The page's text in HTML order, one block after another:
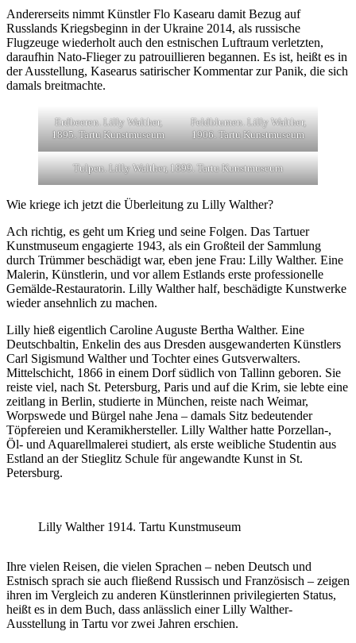
Andererseits nimmt Künstler Flo Kasearu damit Bezug auf
Russlands Kriegsbeginn in der Ukraine 2014, als russische
Flugzeuge wiederholt auch den estnischen Luftraum verletzten,
daraufhin Nato-Flieger zu patrouillieren begannen. Es ist, heißt es in
der Ausstellung, Kasearus satirischer Kommentar zur Panik, die sich
damals breitmachte.
Erdbeeren. Lilly Walther,
1895. Tartu Kunstmuseum
Feldblumen. Lilly Walther,
1906. Tartu Kunstmuseum
Tulpen. Lilly Walther, 1899. Tartu Kunstmuseum
Wie kriege ich jetzt die Überleitung zu Lilly Walther?
Ach richtig, es geht um Krieg und seine Folgen. Das Tartuer
Kunstmuseum engagierte 1943, als ein Großteil der Sammlung
durch Trümmer beschädigt war, eben jene Frau: Lilly Walther. Eine
Malerin, Künstlerin, und vor allem Estlands erste professionelle
Gemälde-Restauratorin. Lilly Walther half, beschädigte Kunstwerke
wieder ansehnlich zu machen.
Lilly hieß eigentlich Caroline Auguste Bertha Walther. Eine
Deutschbaltin, Enkelin des aus Dresden ausgewanderten Künstlers
Carl Sigismund Walther und Tochter eines Gutsverwalters.
Mittelschicht, 1866 in einem Dorf südlich von Tallinn geboren. Sie
reiste viel, nach St. Petersburg, Paris und auf die Krim, sie lebte eine
zeitlang in Berlin, studierte in München, reiste nach Weimar,
Worpswede und Bürgel nahe Jena – damals Sitz bedeutender
Töpfereien und Keramikhersteller. Lilly Walther hatte Porzellan-,
Öl- und Aquarellmalerei studiert, als erste weibliche Studentin aus
Estland an der Stieglitz Schule für angewandte Kunst in St.
Petersburg.
Lilly Walther 1914. Tartu Kunstmuseum
Ihre vielen Reisen, die vielen Sprachen – neben Deutsch und
Estnisch sprach sie auch fließend Russisch und Französisch – zeigen
ihren im Vergleich zu anderen Künstlerinnen privilegierten Status,
heißt es in dem Buch, dass anlässlich einer Lilly Walther-
Ausstellung in Tartu vor zwei Jahren erschien.